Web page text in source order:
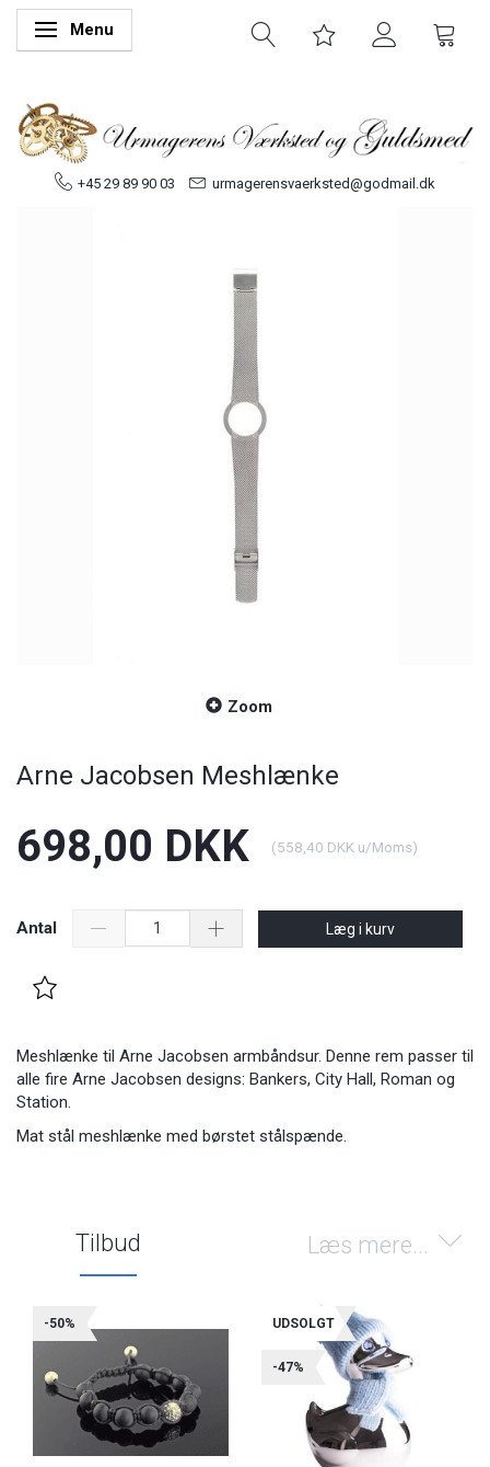
Skifte navigation
Menu
+45 29 89 90 03 urmagerensvaerksted@godmail.dk
Zoom
Arne Jacobsen Meshlænke
698,00 DKK (558,40 DKK u/Moms)
Antal Læg i kurv
Meshlænke til Arne Jacobsen armbåndsur. Denne rem passer til
alle fire Arne Jacobsen designs: Bankers, City Hall, Roman og
Station.
Mat stål meshlænke med børstet stålspænde.
Læs mere...
Tilbud
-50% UDSOLGT
-47%